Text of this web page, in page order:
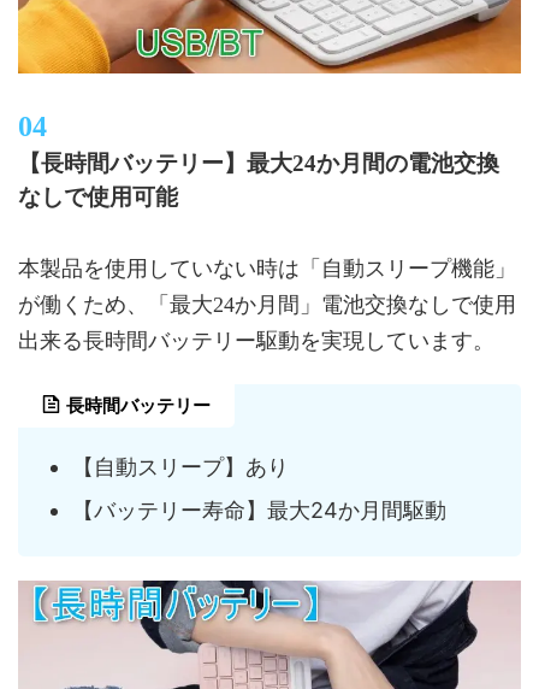
【長時間バッテリー】最大24か月間の電池交換
なしで使用可能
本製品を使用していない時は「自動スリープ機能」
が働くため、「最大24か月間」電池交換なしで使用
出来る長時間バッテリー駆動を実現しています。
長時間バッテリー
【自動スリープ】あり
【バッテリー寿命】最大24か月間駆動